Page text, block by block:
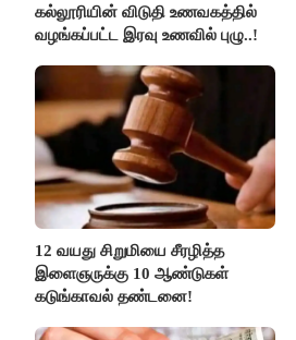
கல்லூரியின் விடுதி உணவகத்தில்
வழங்கப்பட்ட இரவு உணவில் புழு..!
12 வயது சிறுமியை சீரழித்த
இளைஞருக்கு 10 ஆண்டுகள்
கடுங்காவல் தண்டனை!